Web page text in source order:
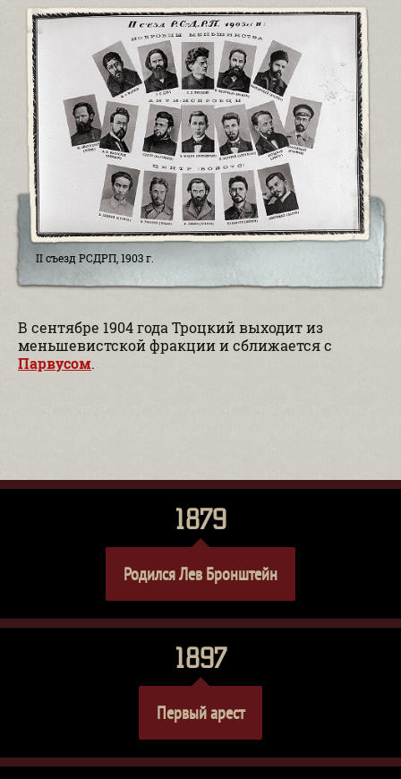
II съезд РСДРП, 1903 г.
В сентябре 1904 года Троцкий выходит из
меньшевистской фракции и сближается с
Парвусом.
1879
Родился Лев Бронштейн
1897
Первый арест